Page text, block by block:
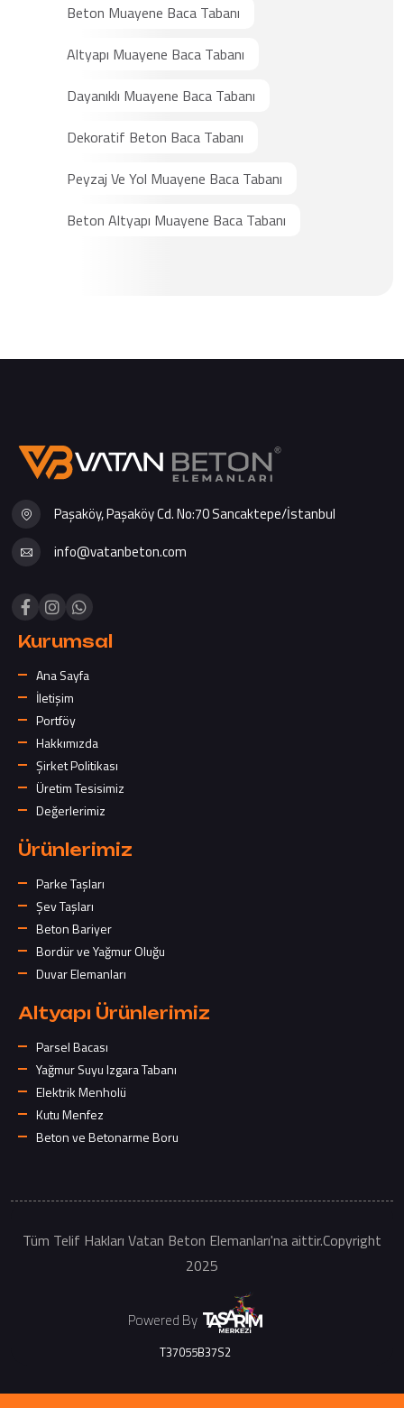
Beton Muayene Baca Tabanı
Altyapı Muayene Baca Tabanı
Dayanıklı Muayene Baca Tabanı
Dekoratif Beton Baca Tabanı
Peyzaj Ve Yol Muayene Baca Tabanı
Beton Altyapı Muayene Baca Tabanı
Paşaköy, Paşaköy Cd. No:70 Sancaktepe/İstanbul
info@vatanbeton.com
Kurumsal
Ana Sayfa
İletişim
Portföy
Hakkımızda
Şirket Politikası
Üretim Tesisimiz
Değerlerimiz
Ürünlerimiz
Parke Taşları
Şev Taşları
Beton Bariyer
Bordür ve Yağmur Oluğu
Duvar Elemanları
Altyapı Ürünlerimiz
Parsel Bacası
Yağmur Suyu Izgara Tabanı
Elektrik Menholü
Kutu Menfez
Beton ve Betonarme Boru
Tüm Telif Hakları Vatan Beton Elemanları'na aittir.Copyright
2025
Powered By
T37055B37S2